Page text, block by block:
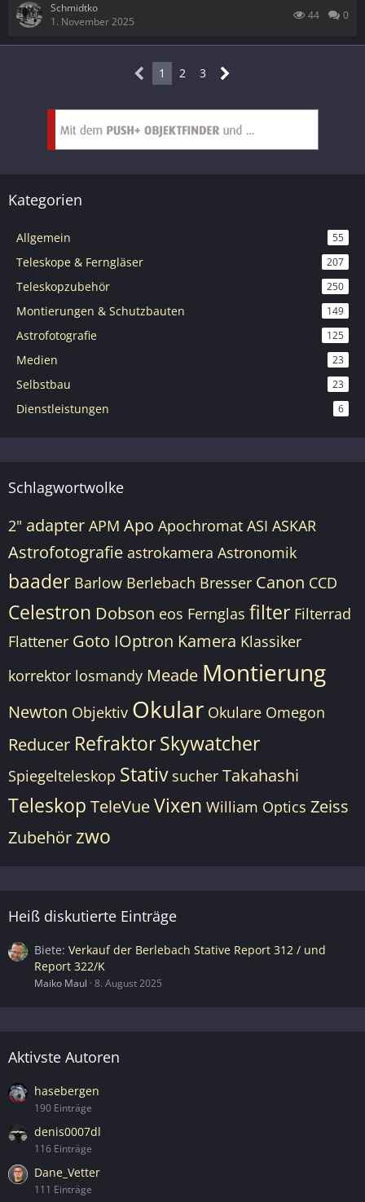
Schmidtko
1. November 2025
44 0
1 2 3
Kategorien
Allgemein 55
Teleskope & Ferngläser 207
Teleskopzubehör 250
Montierungen & Schutzbauten 149
Astrofotografie 125
Medien 23
Selbstbau 23
Dienstleistungen 6
Schlagwortwolke
2" adapter APM Apo Apochromat ASI ASKAR
Astrofotografie astrokamera Astronomik
baader Barlow Berlebach Bresser Canon CCD
Celestron Dobson eos Fernglas filter Filterrad
Flattener Goto IOptron Kamera Klassiker
korrektor losmandy Meade Montierung
Newton Objektiv Okular Okulare Omegon
Reducer RefraktorSkywatcher
Spiegelteleskop Stativ sucher Takahashi
Teleskop TeleVueVixen William Optics Zeiss
Zubehör zwo
Heiß diskutierte Einträge
Biete Verkauf der Berlebach Stative Report 312 / und
Report 322/K
Maiko Maul 8. August 2025
Aktivste Autoren
hasebergen
190 Einträge
denis0007dl
116 Einträge
Dane_Vetter
111 Einträge